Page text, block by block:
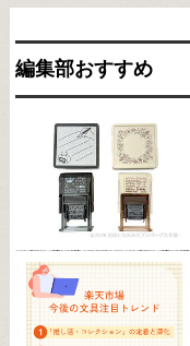
編集部おすすめ